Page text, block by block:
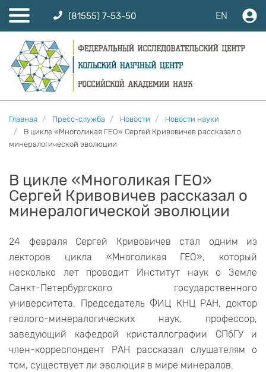
(81555) 7-53-50 EN
Главная Пресс-служба Новости
Новости науки
В цикле «Многоликая ГЕО» Сергей Кривовичев рассказал о
минералогической эволюции
В цикле «Многоликая ГЕО»
Сергей Кривовичев рассказал о
минералогической эволюции
24 февраля Сергей Кривовичев стал одним из
лекторов цикла «Многоликая ГЕО», который
несколько лет проводит Институт наук о Земле
Санкт-Петербургского государственного
университета. Председатель ФИЦ КНЦ РАН, доктор
геолого-минералогических наук, профессор,
заведующий кафедрой кристаллографии СПбГУ и
член-корреспондент РАН рассказал слушателям о
том, существует ли эволюция в мире минералов.